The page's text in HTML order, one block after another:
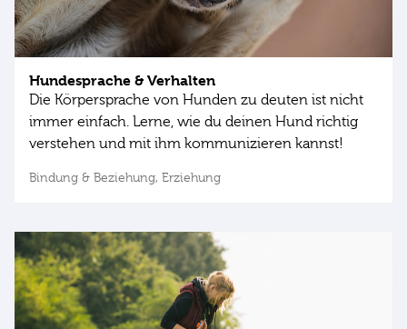
Hundesprache & Verhalten
Die Körpersprache von Hunden zu deuten ist nicht
immer einfach. Lerne, wie du deinen Hund richtig
verstehen und mit ihm kommunizieren kannst!
Bindung & Beziehung, Erziehung